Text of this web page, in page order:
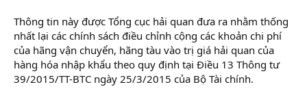
Thông tin này được Tổng cục hải quan đưa ra nhằm thống
nhất lại các chính sách điều chỉnh cộng các khoản chi phí
của hãng vận chuyển, hãng tàu vào trị giá hải quan của
hàng hóa nhập khẩu theo quy định tại Điều 13 Thông tư
39/2015/TT-BTC ngày 25/3/2015 của Bộ Tài chính.